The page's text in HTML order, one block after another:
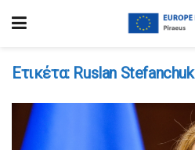
Ετικέτα: Ruslan Stefanchuk